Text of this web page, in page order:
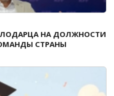
НА ДОЛЖНОСТИ
СТРАНЫ